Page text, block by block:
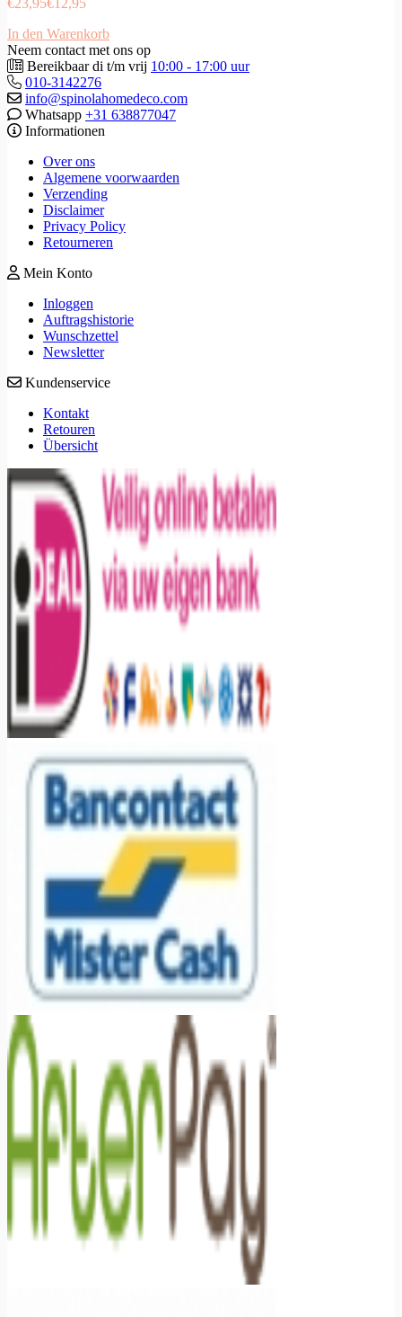
€23,95€12,95
In den Warenkorb
Neem contact met ons op
Bereikbaar di t/m vrij 10:00 - 17:00 uur
010-3142276
info@spinolahomedeco.com
Whatsapp +31 638877047
Informationen
Over ons
Algemene voorwaarden
Verzending
Disclaimer
Privacy Policy
Retourneren
Mein Konto
Inloggen
Auftragshistorie
Wunschzettel
Newsletter
Kundenservice
Kontakt
Retouren
Übersicht